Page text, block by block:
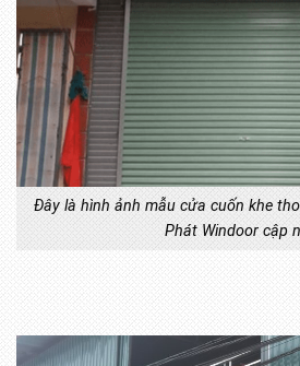
Đây là hình ảnh mẫu cửa cuốn khe
Phát Windoor cập